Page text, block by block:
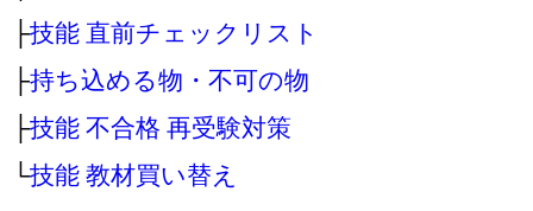
├技能 直前チェックリスト
├持ち込める物・不可の物
├技能 不合格 再受験対策
└技能 教材買い替え